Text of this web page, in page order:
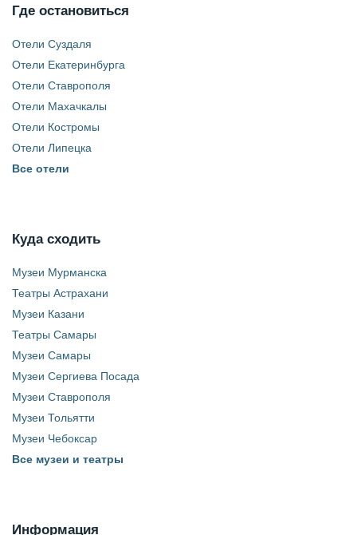
Где остановиться
Отели Суздаля
Отели Екатеринбурга
Отели Ставрополя
Отели Махачкалы
Отели Костромы
Отели Липецка
Все отели
Куда сходить
Музеи Мурманска
Театры Астрахани
Музеи Казани
Театры Самары
Музеи Самары
Музеи Сергиева Посада
Музеи Ставрополя
Музеи Тольятти
Музеи Чебоксар
Все музеи и театры
Информация